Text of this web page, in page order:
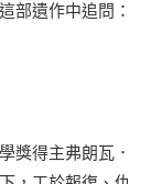
部遺作中追問：
獎得主弗朗瓦．